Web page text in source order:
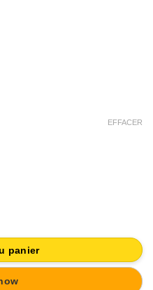
EFFACER
MEUBLE BAIN 30MM
panier